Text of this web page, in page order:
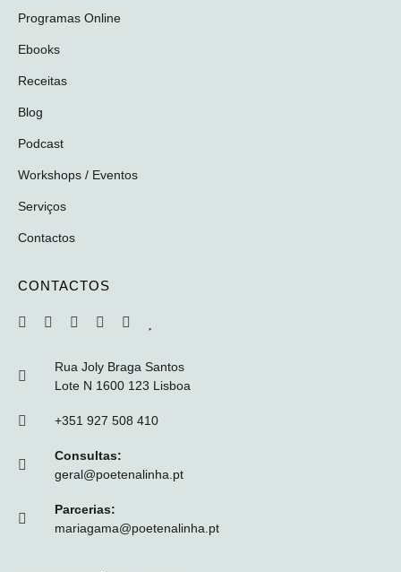
Programas Online
Ebooks
Receitas
Blog
Podcast
Workshops / Eventos
Serviços
Contactos
CONTACTOS
Rua Joly Braga Santos
Lote N 1600 123 Lisboa
+351 927 508 410
Consultas:
geral@poetenalinha.pt
Parcerias:
mariagama@poetenalinha.pt